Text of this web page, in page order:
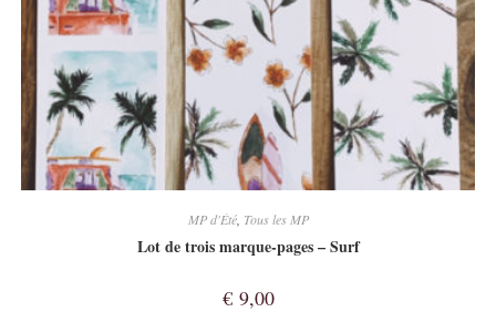
MP d'Été, Tous les MP
Lot de trois marque-pages – Surf
€9,00